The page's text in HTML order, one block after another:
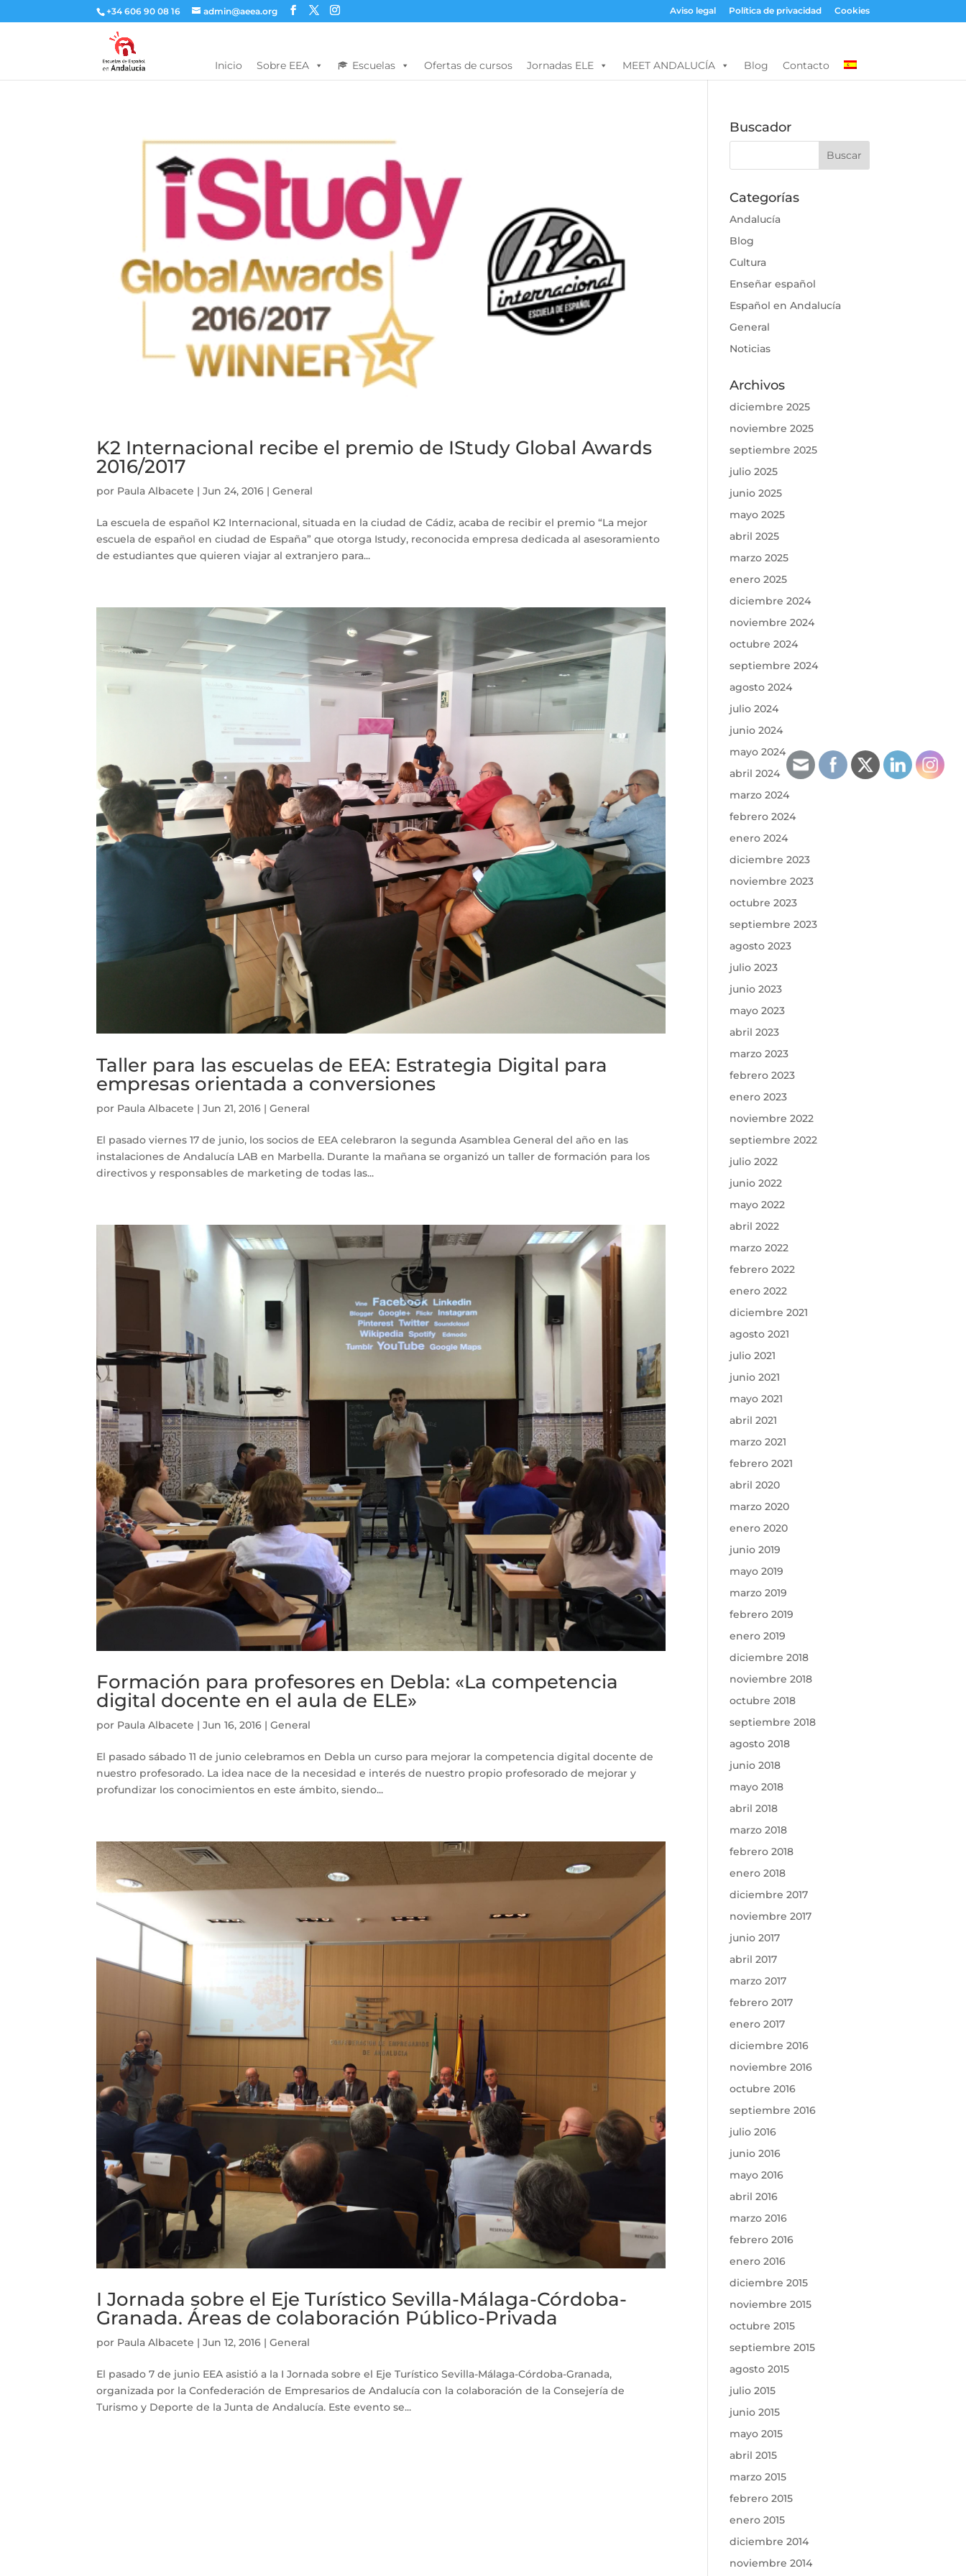
+34 606 90 08 16 admin@aeea.org Aviso legal Política de privacidad Cookies
Inicio Sobre EEA Escuelas Ofertas de cursos Jornadas ELE MEET ANDALUCÍA Blog Contacto
K2 Internacional recibe el premio de IStudy Global Awards
2016/2017
por Paula Albacete |Jun 24, 2016 |General
La escuela de español K2 Internacional, situada en la ciudad de Cádiz, acaba de recibir el premio “La mejor
escuela de español en ciudad de España” que otorga Istudy, reconocida empresa dedicada al asesoramiento
de estudiantes que quieren viajar al extranjero para...
Taller para las escuelas de EEA: Estrategia Digital para
empresas orientada a conversiones
por Paula Albacete |Jun 21, 2016 |General
El pasado viernes 17 de junio, los socios de EEA celebraron la segunda Asamblea General del año en las
instalaciones de Andalucía LAB en Marbella. Durante la mañana se organizó un taller de formación para los
directivos y responsables de marketing de todas las...
Formación para profesores en Debla: «La competencia
digital docente en el aula de ELE»
por Paula Albacete |Jun 16, 2016 |General
El pasado sábado 11 de junio celebramos en Debla un curso para mejorar la competencia digital docente de
nuestro profesorado. La idea nace de la necesidad e interés de nuestro propio profesorado de mejorar y
profundizar los conocimientos en este ámbito, siendo...
I Jornada sobre el Eje Turístico Sevilla-Málaga-Córdoba-
Granada. Áreas de colaboración Público-Privada
por Paula Albacete |Jun 12, 2016 |General
El pasado 7 de junio EEA asistió a la I Jornada sobre el Eje Turístico Sevilla-Málaga-Córdoba-Granada,
organizada por la Confederación de Empresarios de Andalucía con la colaboración de la Consejería de
Turismo y Deporte de la Junta de Andalucía. Este evento se...
Buscador
Categorías
Andalucía
Blog
Cultura
Enseñar español
Español en Andalucía
General
Noticias
Archivos
diciembre 2025
noviembre 2025
septiembre 2025
julio 2025
junio 2025
mayo 2025
abril 2025
marzo 2025
enero 2025
diciembre 2024
noviembre 2024
octubre 2024
septiembre 2024
agosto 2024
julio 2024
junio 2024
mayo 2024
abril 2024
marzo 2024
febrero 2024
enero 2024
diciembre 2023
noviembre 2023
octubre 2023
septiembre 2023
agosto 2023
julio 2023
junio 2023
mayo 2023
abril 2023
marzo 2023
febrero 2023
enero 2023
noviembre 2022
septiembre 2022
julio 2022
junio 2022
mayo 2022
abril 2022
marzo 2022
febrero 2022
enero 2022
diciembre 2021
agosto 2021
julio 2021
junio 2021
mayo 2021
abril 2021
marzo 2021
febrero 2021
abril 2020
marzo 2020
enero 2020
junio 2019
mayo 2019
marzo 2019
febrero 2019
enero 2019
diciembre 2018
noviembre 2018
octubre 2018
septiembre 2018
agosto 2018
junio 2018
mayo 2018
abril 2018
marzo 2018
febrero 2018
enero 2018
diciembre 2017
noviembre 2017
junio 2017
abril 2017
marzo 2017
febrero 2017
enero 2017
diciembre 2016
noviembre 2016
octubre 2016
septiembre 2016
julio 2016
junio 2016
mayo 2016
abril 2016
marzo 2016
febrero 2016
enero 2016
diciembre 2015
noviembre 2015
octubre 2015
septiembre 2015
agosto 2015
julio 2015
junio 2015
mayo 2015
abril 2015
marzo 2015
febrero 2015
enero 2015
diciembre 2014
noviembre 2014